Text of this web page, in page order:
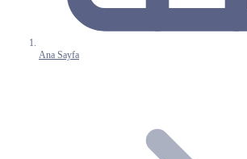
Ana Sayfa